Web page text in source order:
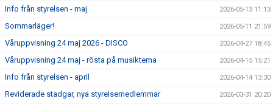
Info från styrelsen - maj 2026-05-13 11:13
Sommarläger! 2026-05-11 21:59
Våruppvisning 24 maj 2026 - DISCO 2026-04-27 18:45
Våruppvisning 24 maj - rösta på musiktema 2026-04-15 15:21
Info från styrelsen - april 2026-04-14 13:30
Reviderade stadgar, nya styrelsemedlemmar 2026-03-31 20:20